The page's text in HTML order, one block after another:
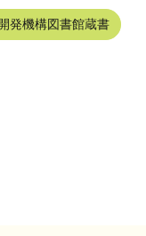
発機構図書館蔵書